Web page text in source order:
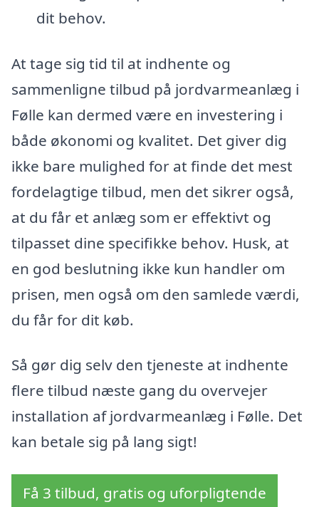
dit behov.
At tage sig tid til at indhente og
sammenligne tilbud på jordvarmeanlæg i
Følle kan dermed være en investering i
både økonomi og kvalitet. Det giver dig
ikke bare mulighed for at finde det mest
fordelagtige tilbud, men det sikrer også,
at du får et anlæg som er effektivt og
tilpasset dine specifikke behov. Husk, at
en god beslutning ikke kun handler om
prisen, men også om den samlede værdi,
du får for dit køb.
Så gør dig selv den tjeneste at indhente
flere tilbud næste gang du overvejer
installation af jordvarmeanlæg i Følle. Det
kan betale sig på lang sigt!
Få 3 tilbud, gratis og uforpligtende